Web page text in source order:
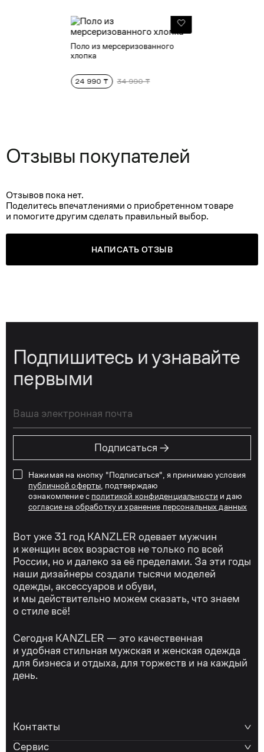
Поло из мерсеризованного
хлопка
24 990 ₸ 34 990 ₸
Отзывы покупателей
Отзывов пока нет.
Поделитесь впечатлениями о приобретенном товаре
и помогите другим сделать правильный выбор.
НАПИСАТЬ ОТЗЫВ
Подпишитесь и узнавайте
первыми
Подписаться →
Нажимая на кнопку "Подписаться", я принимаю условия
публичной оферты , подтверждаю
ознакомление с политикой конфиденциальности и даю
согласие на обработку и хранение персональных данных
Вот уже 31 год KANZLER одевает мужчин
и женщин всех возрастов не только по всей
России, но и далеко за её пределами. За эти годы
наши дизайнеры создали тысячи моделей
одежды, аксессуаров и обуви,
и мы действительно можем сказать, что знаем
о стиле всё!
Сегодня KANZLER — это качественная
и удобная стильная мужская и женская одежда
для бизнеса и отдыха, для торжеств и на каждый
день.
Контакты
Сервис